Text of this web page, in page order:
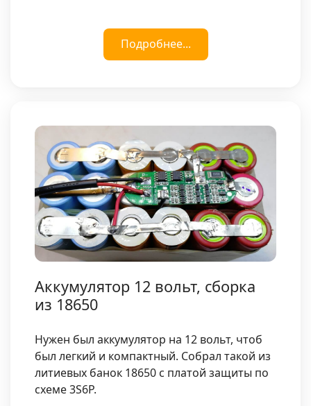
Подробнее...
Аккумулятор 12 вольт, сборка
из 18650
Нужен был аккумулятор на 12 вольт, чтоб
был легкий и компактный. Собрал такой из
литиевых банок 18650 с платой защиты по
схеме 3S6P.